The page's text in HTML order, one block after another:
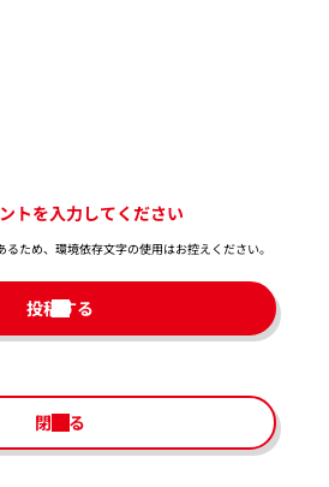
トを入力してください
ため、環境依存文字の使用はお控えください。​
投稿する
閉じる